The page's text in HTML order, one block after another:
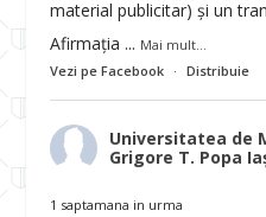
material publicitar) și un
Afirmația ... Mai mult...
Vezi pe Facebook · Distribuie
Universitatea de
Grigore T. Popa
1 saptamana in urma